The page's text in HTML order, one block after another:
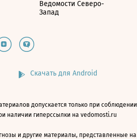
Ведомости Северо-
Запад
Скачать для Android
допускается только при соблюдении
наличии гиперссылки на vedomosti.ru
и другие материалы, представленные на